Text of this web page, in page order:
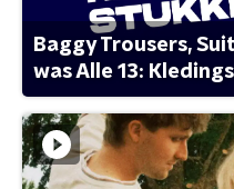
Baggy Trousers,
was Alle 13: